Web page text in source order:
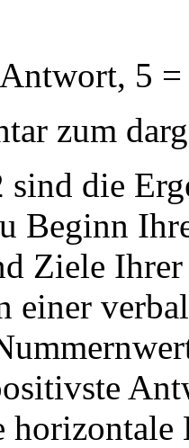
5
zum
die
Beginn
Ziele
einer